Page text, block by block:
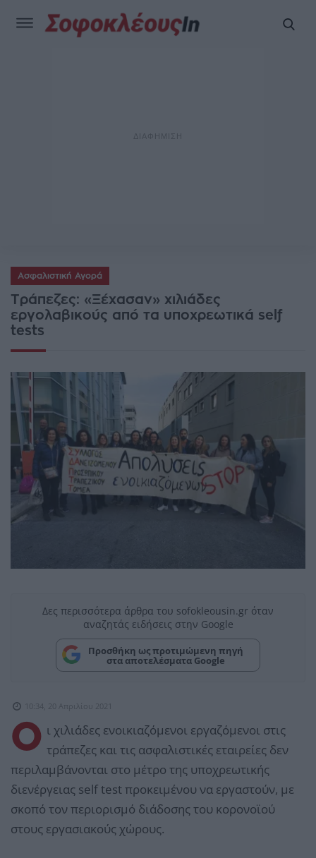
Ασφαλιστική Αγορά
Τράπεζες: «Ξέχασαν» χιλιάδες
εργολαβικούς από τα υποχρεωτικά self
tests
Δες περισσότερα άρθρα του sofokleousin.gr όταν
αναζητάς ειδήσεις στην Google
Προσθήκη ως προτιμώμενη πηγή
στα αποτελέσματα Google
10:34, 20 Απριλίου 2021
Ο ι χιλιάδες ενοικιαζόμενοι εργαζόμενοι στις
τράπεζες και τις ασφαλιστικές εταιρείες δεν
περιλαμβάνονται στο μέτρο της υποχρεωτικής
διενέργειας self test προκειμένου να εργαστούν, με
σκοπό τον περιορισμό διάδοσης του κορονοϊού
στους εργασιακούς χώρους.